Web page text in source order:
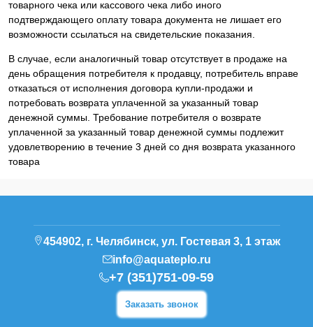
товарного чека или кассового чека либо иного
подтверждающего оплату товара документа не лишает его
возможности ссылаться на свидетельские показания.
В случае, если аналогичный товар отсутствует в продаже на
день обращения потребителя к продавцу, потребитель вправе
отказаться от исполнения договора купли-продажи и
потребовать возврата уплаченной за указанный товар
денежной суммы. Требование потребителя о возврате
уплаченной за указанный товар денежной суммы подлежит
удовлетворению в течение 3 дней со дня возврата указанного
товара
454902, г. Челябинск, ул. Гостевая 3, 1 этаж
info@aquateplo.ru
+7 (351)751-09-59
Заказать звонок